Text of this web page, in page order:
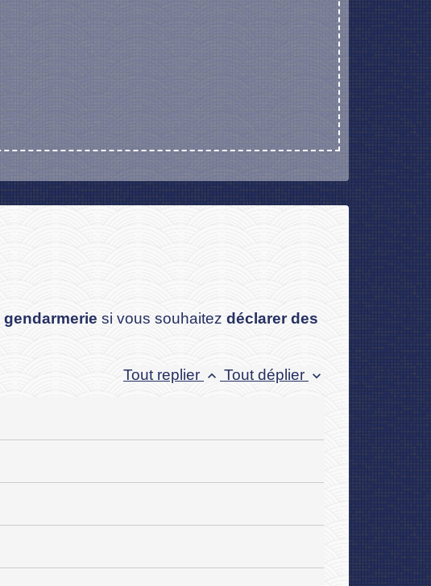
gendarmerie si vous souhaitez déclarer des
Tout replier keyboard_arrow_up Tout déplier keyboard_arrow_down